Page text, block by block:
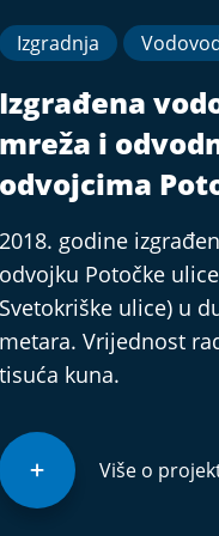
Izgradnja
Izgrađena
mreža i
odvojcima
2018. godine
odvojku Potočke
Svetokriške ulice) u
metara. Vrijednost
tisuća kuna.
Više o